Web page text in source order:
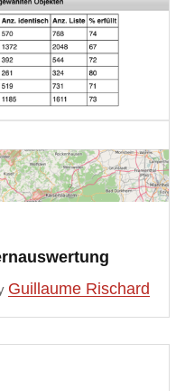
Guillaume Rischard